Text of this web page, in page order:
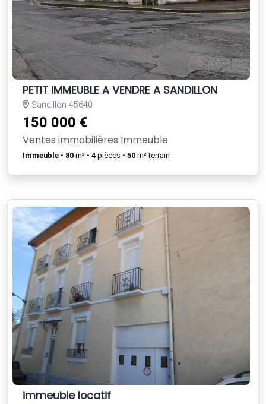
PETIT IMMEUBLE A VENDRE A SANDILLON
Sandillon 45640
150 000 €
Ventes immobilières Immeuble
Immeuble • 80 m² • 4 pièces • 50 m² terrain
immeuble locatif